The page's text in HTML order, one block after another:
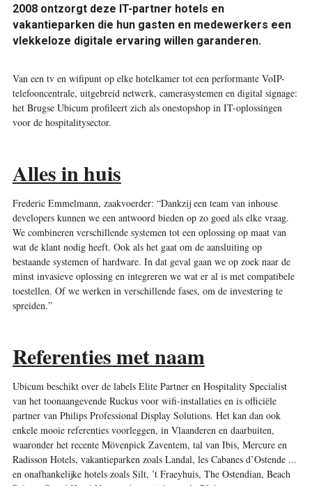
2008 ontzorgt deze IT-partner hotels en
vakantieparken die hun gasten en medewerkers een
vlekkeloze digitale ervaring willen garanderen.
Van een tv en wifipunt op elke hotelkamer tot een performante VoIP-
telefooncentrale, uitgebreid netwerk, camerasystemen en digital signage:
het Brugse Ubicum profileert zich als onestopshop in IT-oplossingen
voor de hospitalitysector.
Alles in huis
Frederic Emmelmann, zaakvoerder: “Dankzij een team van inhouse
developers kunnen we een antwoord bieden op zo goed als elke vraag.
We combineren verschillende systemen tot een oplossing op maat van
wat de klant nodig heeft. Ook als het gaat om de aansluiting op
bestaande systemen of hardware. In dat geval gaan we op zoek naar de
minst invasieve oplossing en integreren we wat er al is met compatibele
toestellen. Of we werken in verschillende fases, om de investering te
spreiden.”
Referenties met naam
Ubicum beschikt over de labels Elite Partner en Hospitality Specialist
van het toonaangevende Ruckus voor wifi-installaties en is officiële
partner van Philips Professional Display Solutions. Het kan dan ook
enkele mooie referenties voorleggen, in Vlaanderen en daarbuiten,
waaronder het recente Mövenpick Zaventem, tal van Ibis, Mercure en
Radisson Hotels, vakantieparken zoals Landal, les Cabanes d’Ostende ...
en onafhankelijke hotels zoals Silt, ’t Fraeyhuis, The Ostendian, Beach